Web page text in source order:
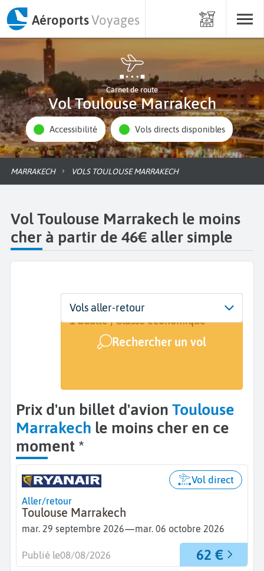
AéroportsVoyages
Carnet de route
Vol Toulouse Marrakech
Accessibilité Vols directs disponibles
MARRAKECH VOLS TOULOUSE MARRAKECH
Vol Toulouse Marrakech le moins
cher à partir de 46€ aller simple
Départ
Toulouse (TLS)
Dates
Dates de votre voyage
Voyageurs | Classe
1 adulte | Classe économique
Rechercher un vol
Vols aller-retour
Prix d'un billet d'avion Toulouse
Marrakech le moins cher en ce
moment *
Aller/retour
Toulouse Marrakech
mar. 29 septembre 2026—mar. 06 octobre 2026
Vol direct
62 €
Publié le08/08/2026